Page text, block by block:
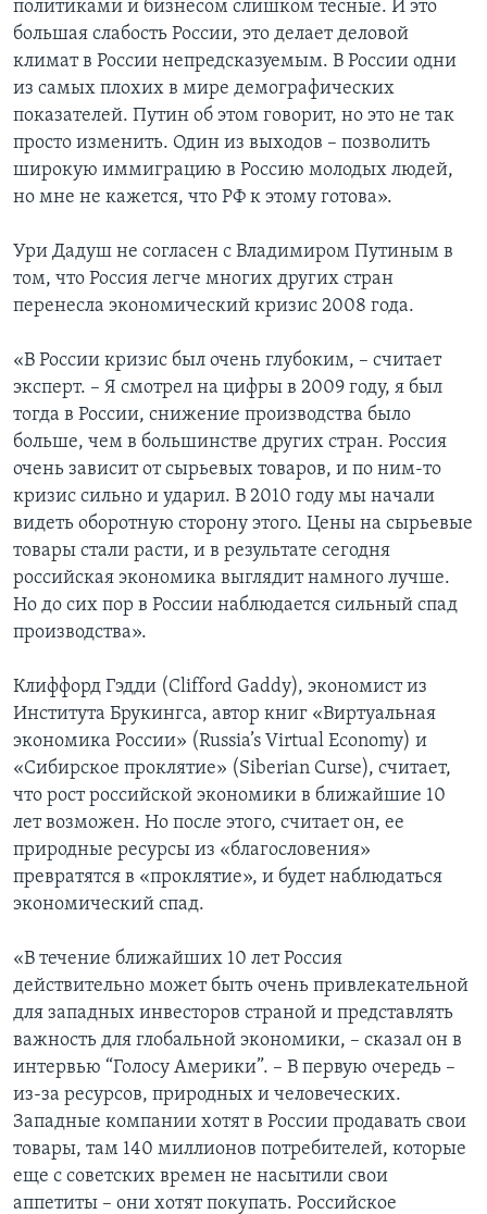
политиками и бизнесом слишком тесные. И это
большая слабость России, это делает деловой
климат в России непредсказуемым. В России одни
из самых плохих в мире демографических
показателей. Путин об этом говорит, но это не так
просто изменить. Один из выходов – позволить
широкую иммиграцию в Россию молодых людей,
но мне не кажется, что РФ к этому готова».
Ури Дадуш не согласен с Владимиром Путиным в
том, что Россия легче многих других стран
перенесла экономический кризис 2008 года.
«В России кризис был очень глубоким, – считает
эксперт. – Я смотрел на цифры в 2009 году, я был
тогда в России, снижение производства было
больше, чем в большинстве других стран. Россия
очень зависит от сырьевых товаров, и по ним-то
кризис сильно и ударил. В 2010 году мы начали
видеть оборотную сторону этого. Цены на сырьевые
товары стали расти, и в результате сегодня
российская экономика выглядит намного лучше.
Но до сих пор в России наблюдается сильный спад
производства».
Клиффорд Гэдди (Clifford Gaddy), экономист из
Института Брукингса, автор книг «Виртуальная
экономика России» (Russia’s Virtual Economy) и
«Сибирское проклятие» (Siberian Curse), считает,
что рост российской экономики в ближайшие 10
лет возможен. Но после этого, считает он, ее
природные ресурсы из «благословения»
превратятся в «проклятие», и будет наблюдаться
экономический спад.
«В течение ближайших 10 лет Россия
действительно может быть очень привлекательной
для западных инвесторов страной и представлять
важность для глобальной экономики, – сказал он в
интервью “Голосу Америки”. – В первую очередь –
из-за ресурсов, природных и человеческих.
Западные компании хотят в России продавать свои
товары, там 140 миллионов потребителей, которые
еще с советских времен не насытили свои
аппетиты – они хотят покупать. Российское